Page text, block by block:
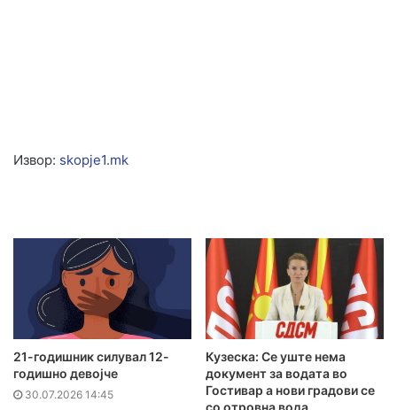
Извор: skopje1.mk
21-годишник силувал 12-
годишно девојче
30.07.2026 14:45
Кузеска: Се уште нема
документ за водата во
Гостивар а нови градови се
со отровна вода